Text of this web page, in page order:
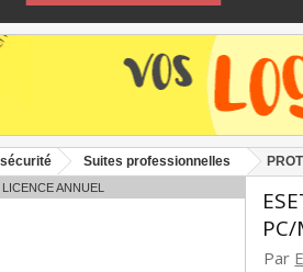
Suites professionnelles
LICENCE ANNUEL
Par